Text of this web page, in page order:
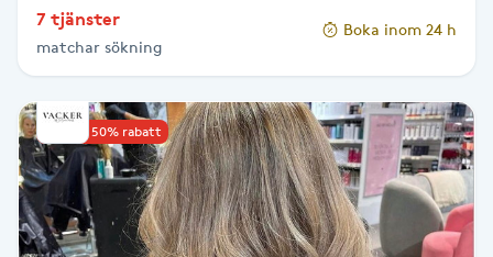
Hot yoga
Hudföryngring
Huduppstramning
Hudvård
7 tjänster
matchar sökning
Boka inom 24 h
Upp till 50% rabatt